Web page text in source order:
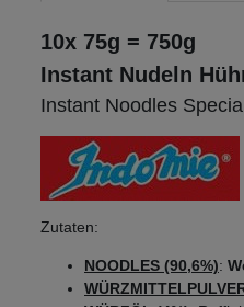
10x 75g = 750g
Instant Nudeln
Instant Noodles
Zutaten:
NOODLES (90,6%):